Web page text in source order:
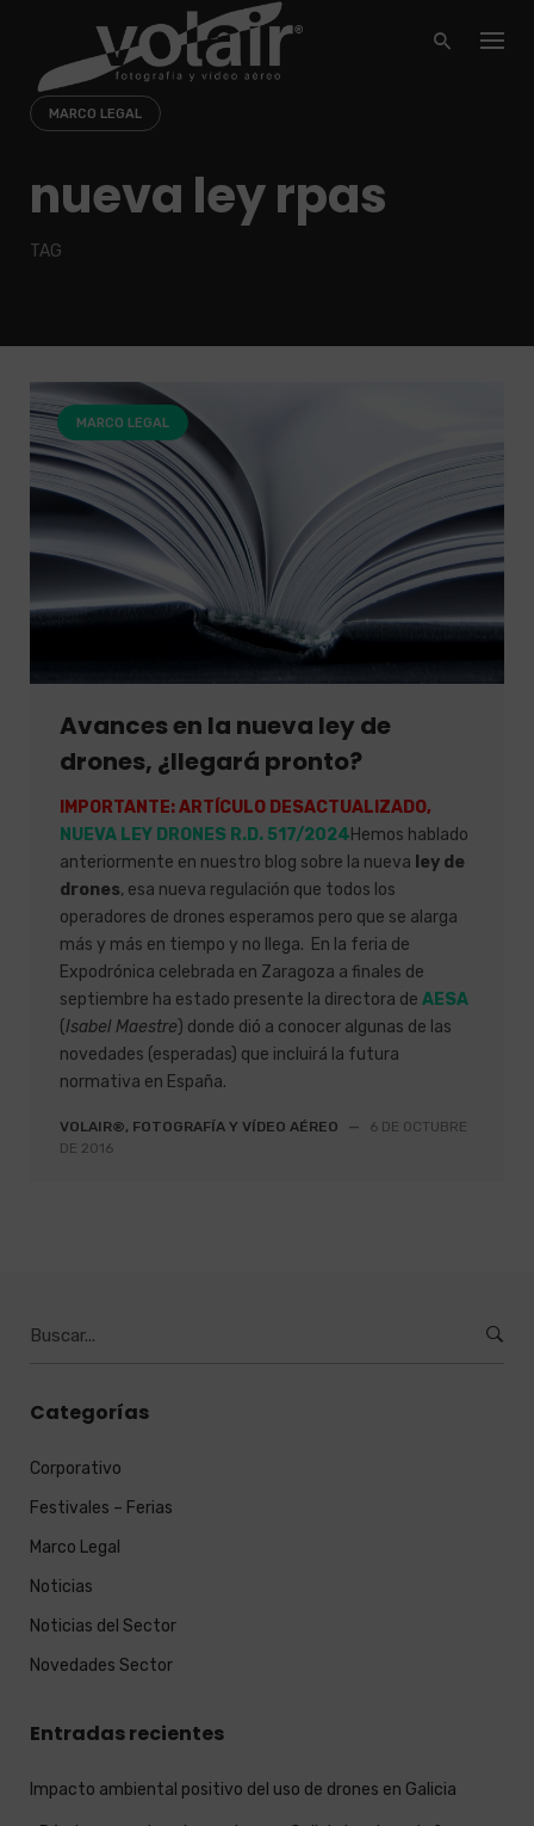
content
MARCO LEGAL
nueva ley rpas
TAG
MARCO LEGAL
Avances en la nueva ley de
drones, ¿llegará pronto?
IMPORTANTE: ARTÍCULO DESACTUALIZADO,
NUEVA LEY DRONES R.D. 517/2024Hemos hablado
anteriormente en nuestro blog sobre la nueva ley de
drones, esa nueva regulación que todos los
operadores de drones esperamos pero que se alarga
más y más en tiempo y no llega. En la feria de
Expodrónica celebrada en Zaragoza a finales de
septiembre ha estado presente la directora de AESA
(Isabel Maestre) donde dió a conocer algunas de las
novedades (esperadas) que incluirá la futura
normativa en España.
VOLAIR®, FOTOGRAFÍA Y VÍDEO AÉREO —
6 DE OCTUBRE
DE 2016
Categorías
Corporativo
Festivales – Ferias
Marco Legal
Noticias
Noticias del Sector
Novedades Sector
Entradas recientes
Impacto ambiental positivo del uso de drones en Galicia